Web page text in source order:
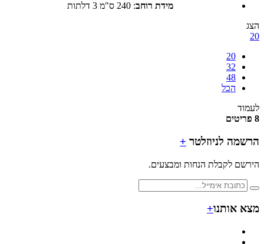
מידת רוחב :240 ס"מ 3 דלתות
הכל
לניוזלטר+
לקבלת הנחות ומבצעים.
אותנו+